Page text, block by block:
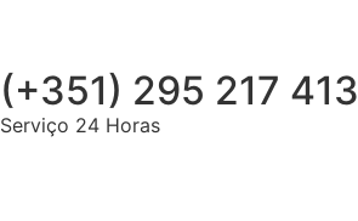
(+351) 295 217 413
Serviço 24 Horas